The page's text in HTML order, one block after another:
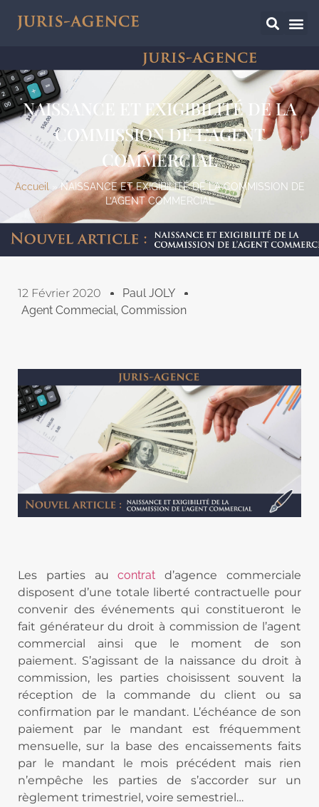
NAISSANCE ET EXIGIBILITÉ DE LA
COMMISSION DE L’AGENT
COMMERCIAL
Accueil »NAISSANCE ET EXIGIBILITÉ DE LA COMMISSION DE
L’AGENT COMMERCIAL
12 Février 2020
Paul JOLY
Agent Commecial, Commission
Les parties aucontrat d’agence commerciale
disposent d’une totale liberté contractuelle pour
convenir des événements qui constitueront le
fait générateur du droit à commission de l’agent
commercial ainsi que le moment de son
paiement. S’agissant de la naissance du droit à
commission, les parties choisissent souvent la
réception de la commande du client ou sa
confirmation par le mandant. L’échéance de son
paiement par le mandant est fréquemment
mensuelle, sur la base des encaissements faits
par le mandant le mois précédent mais rien
n’empêche les parties de s’accorder sur un
règlement trimestriel, voire semestriel…